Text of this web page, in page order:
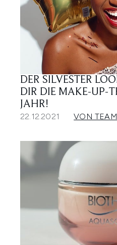
DER SILVESTER
DIR DIE MAKE-UP-
JAHR!
22.12.2021 VON